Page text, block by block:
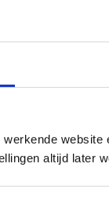
altijd later